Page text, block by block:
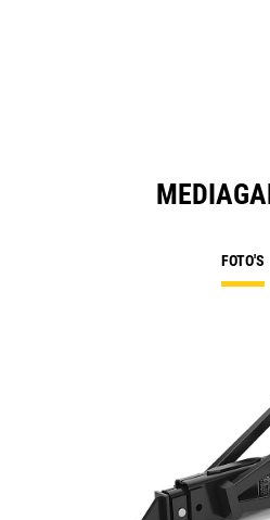
FOTO'S